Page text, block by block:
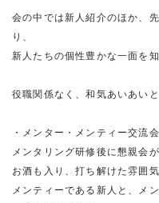
会の中では新人紹介のほか、
り、
新人たちの個性豊かな一面を
役職関係なく、和気あいあい
・メンター・メンティー交流会
メンタリング研修後に懇親会
お酒も入り、打ち解けた雰囲
メンティーである新人と、メ